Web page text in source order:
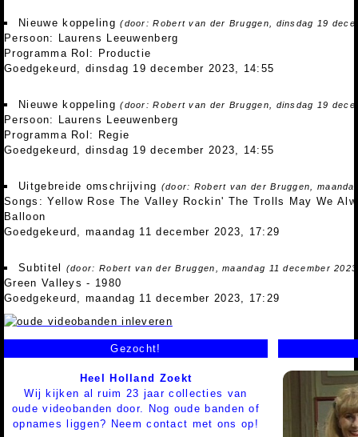
Nieuwe koppeling(door: Robert van der Bruggen, dinsdag 19
Persoon: Laurens Leeuwenberg
Programma Rol: Productie
Goedgekeurd, dinsdag 19 december 2023, 14:55
Nieuwe koppeling(door: Robert van der Bruggen, dinsdag 19
Persoon: Laurens Leeuwenberg
Programma Rol: Regie
Goedgekeurd, dinsdag 19 december 2023, 14:55
Uitgebreide omschrijving (door: Robert van der Bruggen,
Songs: Yellow Rose The Valley Rockin' The Trolls May We
Balloon
Goedgekeurd, maandag 11 december 2023, 17:29
Subtitel (door: Robert van der Bruggen, maandag 11 december
Green Valleys - 1980
Goedgekeurd, maandag 11 december 2023, 17:29
Gezocht!
Heel Holland Zoekt
Wij kijken al ruim 23 jaar collecties van
oude videobanden door. Nog oude banden of
opnames liggen? Neem contact met ons op!